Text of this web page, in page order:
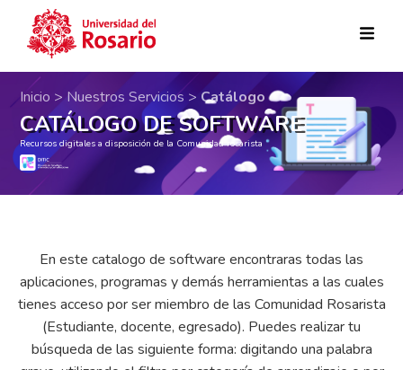
Pasar al contenido principal
Inicio > Nuestros Servicios > Catálogo
CATÁLOGO DE SOFTWARE
Recursos digitales a disposición de la Comunidad rosarista
En este catalogo de software encontraras todas las
aplicaciones, programas y demás herramientas a las cuales
tienes acceso por ser miembro de las Comunidad Rosarista
(Estudiante, docente, egresado). Puedes realizar tu
búsqueda de las siguiente forma: digitando una palabra